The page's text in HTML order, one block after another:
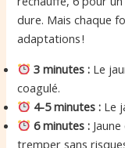
dure. Mais chaque
adaptations !
3 minutes : Le
coagulé.
4-5 minutes : Le
6 minutes :
tremper sans